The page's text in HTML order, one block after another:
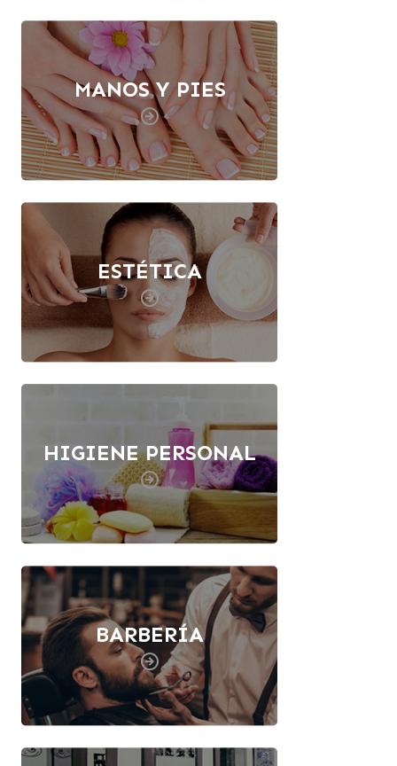
MANOS Y PIES
ESTÉTICA
HIGIENE PERSONAL
BARBERÍA